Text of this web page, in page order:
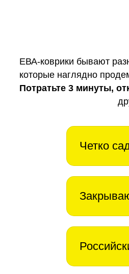
ЕВА-коврики бывают
которые наглядно
Потратьте 3 минуты,
Четко